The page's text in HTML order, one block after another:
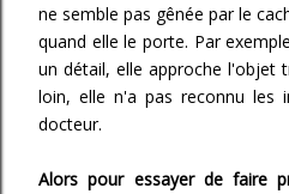
ne semble pas gênée par le
quand elle le porte. Par
un détail, elle approche l'objet
loin, elle n'a pas reconnu les
docteur.
Alors pour essayer de faire